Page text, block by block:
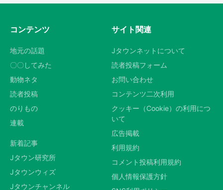
コンテンツ
地元の話題
〇〇してみた
動物ネタ
読者投稿
のりもの
連載
新着記事
Jタウン研究所
Jタウンウィズ
Jタウンチャンネル
サイト関連
Jタウンネットについて
読者投稿フォーム
お問い合わせ
コンテンツ二次利用
クッキー（Cookie）の利用につ
いて
広告掲載
利用規約
コメント投稿利用規約
個人情報保護方針